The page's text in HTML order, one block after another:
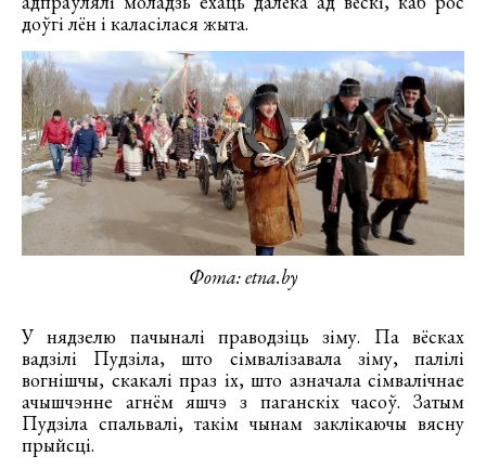
доўгі лён і каласілася жыта.
Фота: etna.by
У нядзелю пачыналі праводзіць зіму. Па вёсках
вадзілі Пудзіла, што сімвалізавала зіму, палілі
вогнішчы, скакалі праз іх, што азначала сімвалічнае
ачышчэнне агнём яшчэ з паганскіх часоў. Затым
Пудзіла спальвалі, такім чынам заклікаючы вясну
прыйсці.